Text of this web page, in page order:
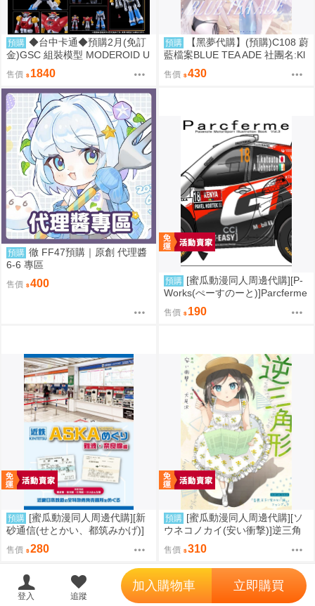
預購 ◆台中卡通◆預購2月(免訂
金)GSC 組裝模型 MODEROID U
FO戰士阿波羅 大阿波羅 0906
售價 1840
預購
【黑夢代購】(預購)C108 蔚
藍檔案BLUE TEA ADE 社團名:Kl
ee-on 繪師:Klee-on
售價 430
預購 徹 FF47預購｜原創 代理醬
6-6 專區
售價 400 預購 [蜜瓜動漫同人周邊代購][P-
Works(ぺーすのーと)]Parcferme
Vol.3(同人誌)
售價 190
預購 [蜜瓜動漫同人周邊代購][新
砂通信(せとかい、都筑みかげ)]
近鉄ASKAめぐり 難波・奈良線
編(同人誌)
售價 280
預購 [蜜瓜動漫同人周邊代購][ソ
ウネコノカイ(安い衝撃)]逆三角
形(同人誌)
售價 310
登入 追蹤
加入購物車 立即購買